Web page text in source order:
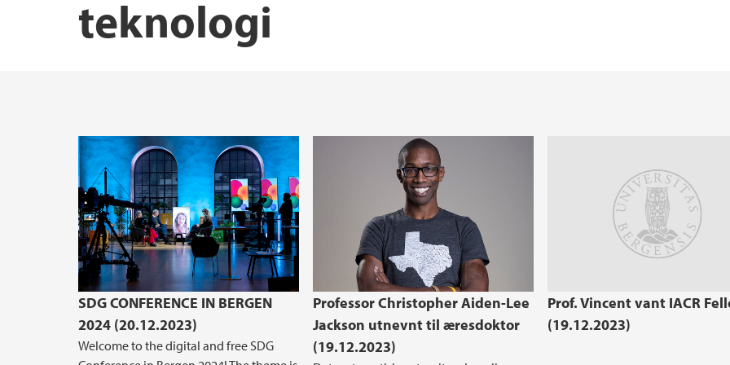
Innovasjon og entreprenørskap
Skjema
Lektorutdanning ved NT-fakultetet
Hydrogenforskning på UiB
Institutter, sentre og enheter
Prisar og utmerkingar
Hjertestartere ved NT-fakultetet
teknologi
SDG CONFERENCE IN BERGEN
2024 (20.12.2023)
Welcome to the digital and free SDG
Professor Christopher Aiden-Lee
Jackson utnevnt til æresdoktor
(19.12.2023)
Prof. Vincent vant IACR
(19.12.2023)